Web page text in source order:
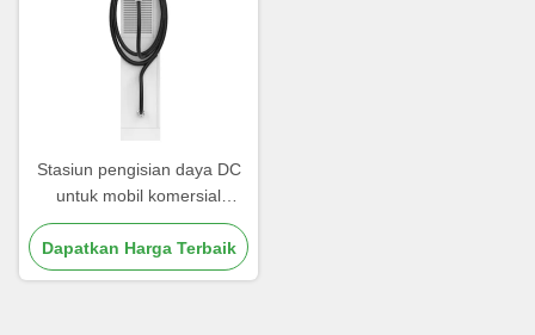
Stasiun pengisian daya DC
untuk mobil komersial
180kW Pengisian cepat DC
untuk rumah
Dapatkan Harga Terbaik